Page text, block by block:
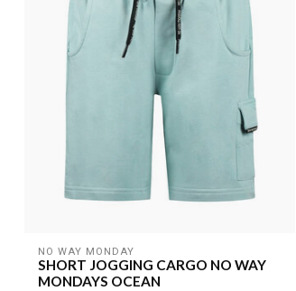
NO WAY MONDAY
SHORT JOGGING CARGO NO WAY
MONDAYS OCEAN